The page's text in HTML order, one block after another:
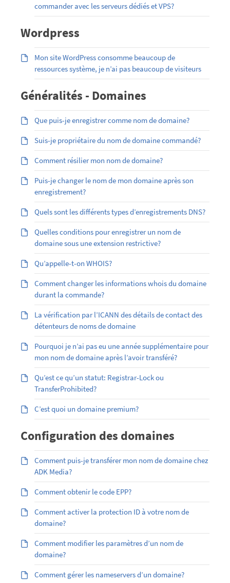
commander avec les serveurs dédiés et VPS?
Wordpress
Mon site WordPress consomme beaucoup de
ressources système, je n’ai pas beaucoup de visiteurs
Généralités - Domaines
Que puis-je enregistrer comme nom de domaine?
Suis-je propriétaire du nom de domaine commandé?
Comment résilier mon nom de domaine?
Puis-je changer le nom de mon domaine après son
enregistrement?
Quels sont les différents types d’enregistrements DNS?
Quelles conditions pour enregistrer un nom de
domaine sous une extension restrictive?
Qu’appelle-t-on WHOIS?
Comment changer les informations whois du domaine
durant la commande?
La vérification par l’ICANN des détails de contact des
détenteurs de noms de domaine
Pourquoi je n’ai pas eu une année supplémentaire pour
mon nom de domaine après l’avoir transféré?
Qu’est ce qu’un statut: Registrar-Lock ou
TransferProhibited?
C’est quoi un domaine premium?
Configuration des domaines
Comment puis-je transférer mon nom de domaine chez
ADK Media?
Comment obtenir le code EPP?
Comment activer la protection ID à votre nom de
domaine?
Comment modifier les paramètres d’un nom de
domaine?
Comment gérer les nameservers d’un domaine?